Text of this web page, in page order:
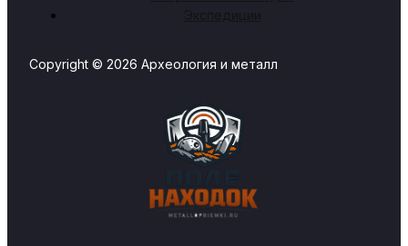
Экспедиции
Copyright © 2026 Археология и металл